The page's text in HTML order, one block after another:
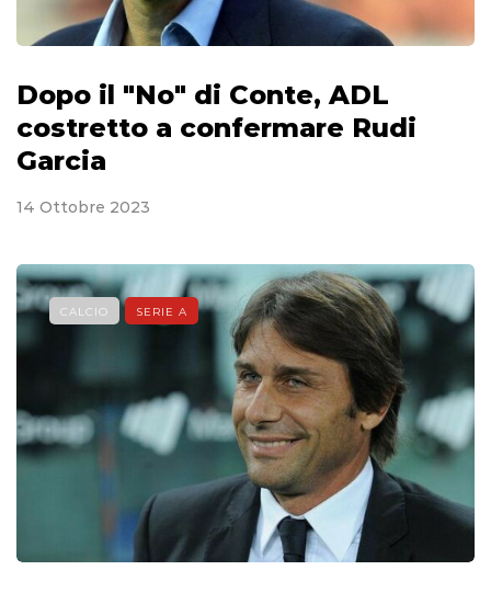
Dopo il "No" di Conte, ADL
costretto a confermare Rudi
Garcia
14 Ottobre 2023
CALCIO SERIE A